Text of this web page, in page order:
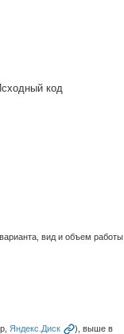
код
вид и объем работы,
Яндекс.Диск
), выше в